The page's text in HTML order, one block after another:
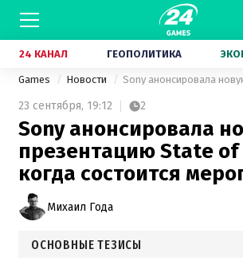
24 КАНАЛ ГЕОПОЛИТИКА
Games Новости
23 сентября, 19:12 2
Sony анонсировала
презентацию State of
когда состоится
Михаил Года
ОСНОВНЫЕ ТЕЗИСЫ